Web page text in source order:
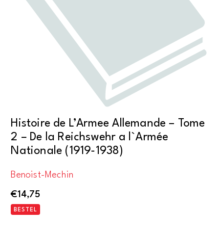
Histoire de L’Armee Allemande – Tome
2 – De la Reichswehr a l`Armée
Nationale (1919-1938)
Benoist-Mechin
€14,75
BESTEL